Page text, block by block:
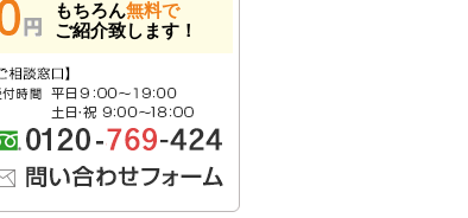
もちろん無料で
ご紹介致します！